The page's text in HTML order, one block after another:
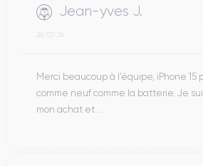
Jean-yves J.
26/07/26
Merci beaucoup à l’équipe, iPhone 15
comme neuf comme la batterie. Je
mon achat et ...